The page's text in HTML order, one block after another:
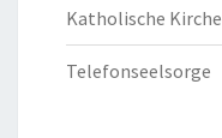
Katholische Kirche
Telefonseelsorge